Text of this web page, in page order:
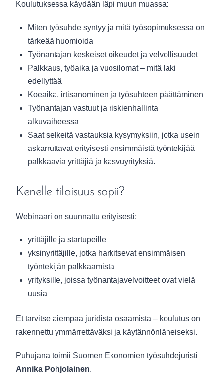
Koulutuksessa käydään läpi muun muassa:
Miten työsuhde syntyy ja mitä työsopimuksessa on
tärkeää huomioida
Työnantajan keskeiset oikeudet ja velvollisuudet
Palkkaus, työaika ja vuosilomat – mitä laki
edellyttää
Koeaika, irtisanominen ja työsuhteen päättäminen
Työnantajan vastuut ja riskienhallinta
alkuvaiheessa
Saat selkeitä vastauksia kysymyksiin, jotka usein
askarruttavat erityisesti ensimmäistä työntekijää
palkkaavia yrittäjiä ja kasvuyrityksiä.
Kenelle tilaisuus sopii?
Webinaari on suunnattu erityisesti:
yrittäjille ja startupeille
yksinyrittäjille, jotka harkitsevat ensimmäisen
työntekijän palkkaamista
yrityksille, joissa työnantajavelvoitteet ovat vielä
uusia
Et tarvitse aiempaa juridista osaamista – koulutus on
rakennettu ymmärrettäväksi ja käytännönläheiseksi.
Puhujana toimii Suomen Ekonomien työsuhdejuristi
Annika Pohjolainen.